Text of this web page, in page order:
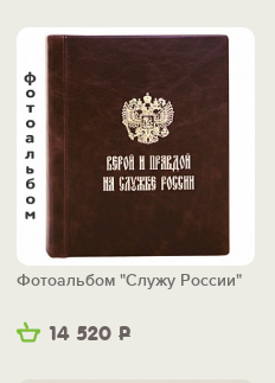
14 520 Р
Фотоальбом "Служу России"